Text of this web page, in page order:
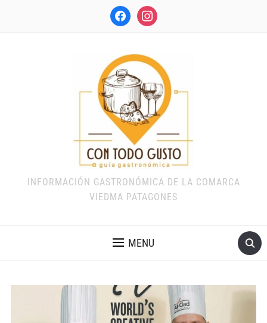
facebookinstagram
INFORMACIÓN GASTRONÓMICA DE LA COMARCA
VIEDMA PATAGONES
MENU